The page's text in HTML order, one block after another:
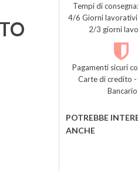
Tempi di
4/6 Giorni lavorativi
2/3 giorni
Pagamenti sicuri
Carte di credito -
Bancario
POTREBBE
ANCHE